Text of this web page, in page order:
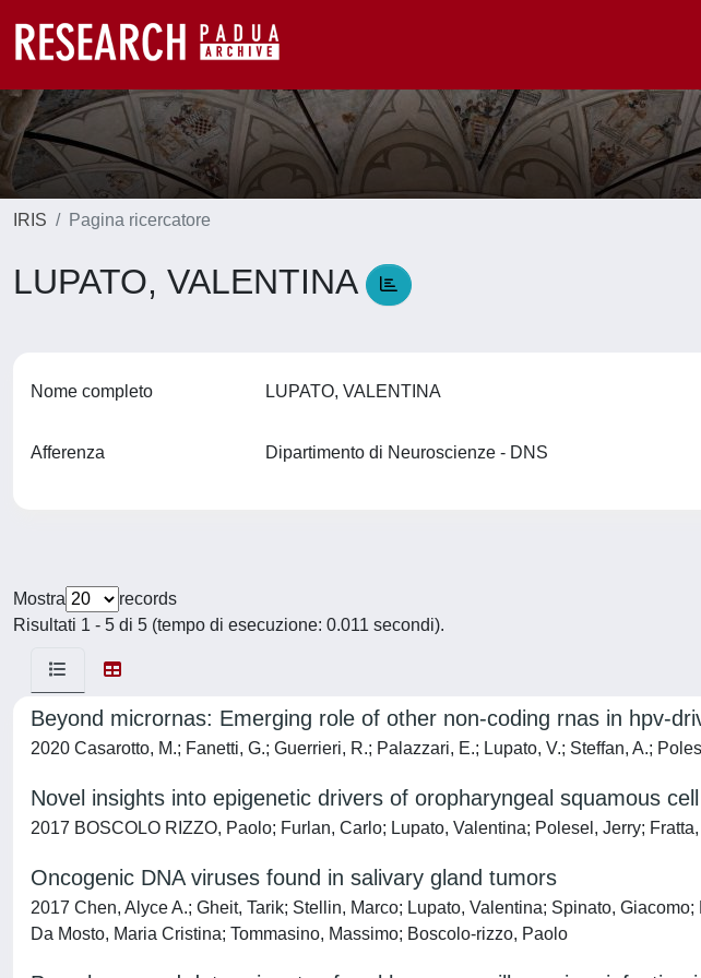
IRIS Pagina ricercatore
LUPATO, VALENTINA
Nome completo LUPATO, VALENTINA
Afferenza Dipartimento di Neuroscienze - DNS
Mostra
records
Risultati 1 - 5 di 5 (tempo di esecuzione: 0.011 secondi).
Beyond micrornas: Emerging role of other non-coding rnas in hpv-
2020 Casarotto, M.; Fanetti, G.; Guerrieri, R.; Palazzari, E.; Lupato, V.; Steffan, A.;
Novel insights into epigenetic drivers of oropharyngeal squamous
2017 BOSCOLO RIZZO, Paolo; Furlan, Carlo; Lupato, Valentina; Polesel, Jerry;
Oncogenic DNA viruses found in salivary gland tumors
2017 Chen, Alyce A.; Gheit, Tarik; Stellin, Marco; Lupato, Valentina; Spinato,
Da Mosto, Maria Cristina; Tommasino, Massimo; Boscolo-rizzo, Paolo